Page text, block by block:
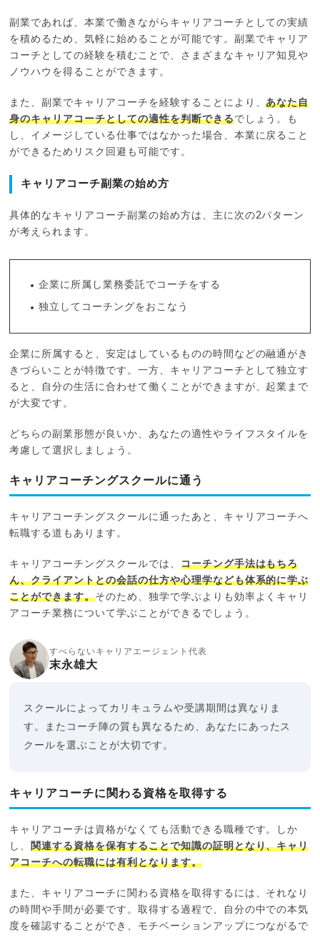
副業であれば、本業で働きながらキャリアコーチとしての実績
を積めるため、気軽に始めることが可能です。副業でキャリア
コーチとしての経験を積むことで、さまざまなキャリア知見や
ノウハウを得ることができます。
また、副業でキャリアコーチを経験することにより、あなた自
身のキャリアコーチとしての適性を判断できるでしょう。も
し、イメージしている仕事ではなかった場合、本業に戻ること
ができるためリスク回避も可能です。
キャリアコーチ副業の始め方
具体的なキャリアコーチ副業の始め方は、主に次の2パターン
が考えられます。
企業に所属し業務委託でコーチをする
独立してコーチングをおこなう
企業に所属すると、安定はしているものの時間などの融通がき
きづらいことが特徴です。一方、キャリアコーチとして独立す
ると、自分の生活に合わせて働くことができますが、起業まで
が大変です。
どちらの副業形態が良いか、あなたの適性やライフスタイルを
考慮して選択しましょう。
キャリアコーチングスクールに通う
キャリアコーチングスクールに通ったあと、キャリアコーチへ
転職する道もあります。
キャリアコーチングスクールでは、 コーチング手法はもちろ
ん、クライアントとの会話の仕方や心理学なども体系的に学ぶ
ことができます。そのため、独学で学ぶよりも効率よくキャリ
アコーチ業務について学ぶことができるでしょう。
すべらないキャリアエージェント代表
末永雄大
スクールによってカリキュラムや受講期間は異なりま
す。またコーチ陣の質も異なるため、あなたにあったス
クールを選ぶことが大切です。
キャリアコーチに関わる資格を取得する
キャリアコーチは資格がなくても活動できる職種です。しか
し、関連する資格を保有することで知識の証明となり、キャリ
アコーチへの転職には有利となります。
また、キャリアコーチに関わる資格を取得するには、それなり
の時間や手間が必要です。取得する過程で、自分の中での本気
度を確認することができ、モチベーションアップにつながるで